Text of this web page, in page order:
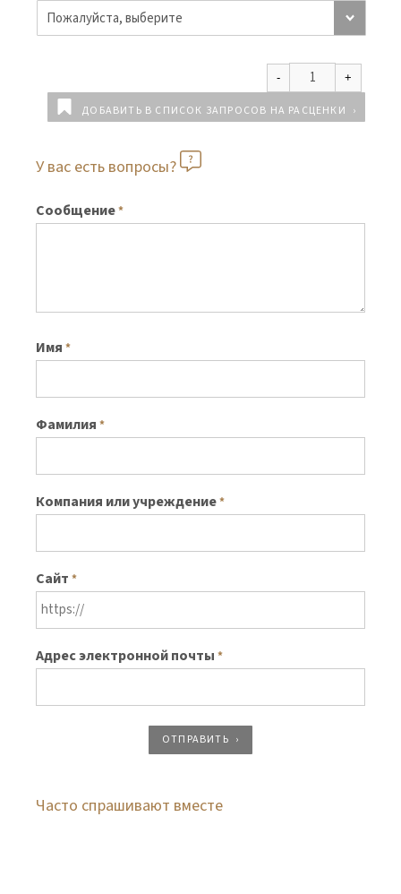
ДОБАВИТЬ В СПИСОК ЗАПРОСОВ НА РАСЦЕНКИ
У вас есть вопросы?
Сообщение*
Имя *
Фамилия *
Компания или учреждение*
Сайт *
Адрес электронной почты *
ОТПРАВИТЬ
Часто спрашивают вместе